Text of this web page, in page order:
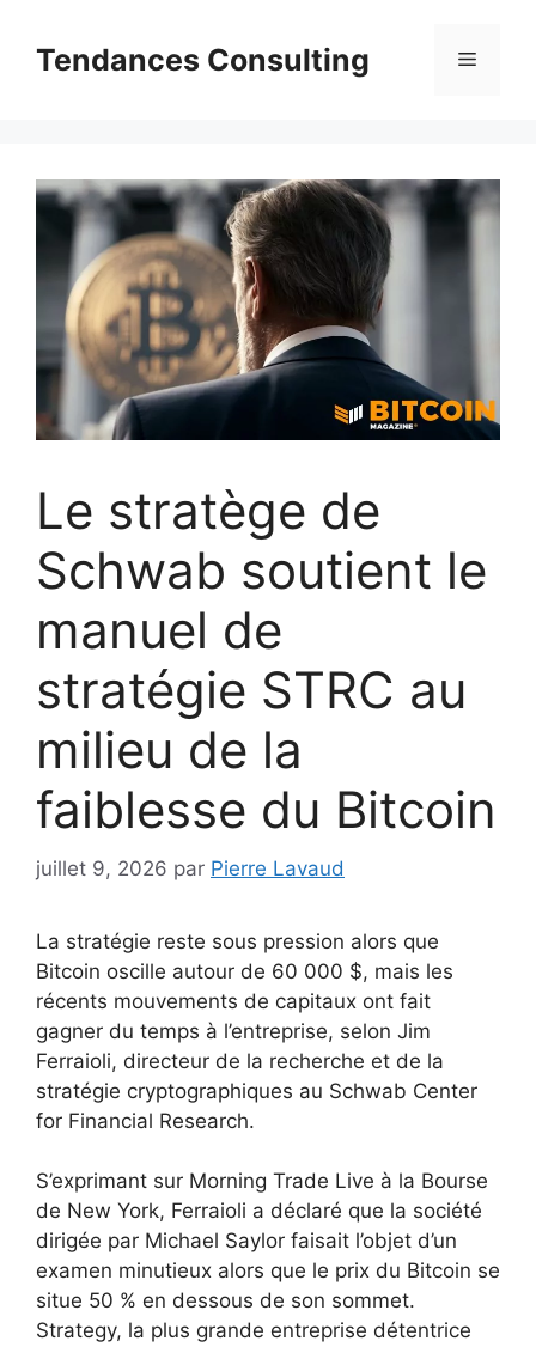
contenuTendances Consulting Menu
Le stratège de
Schwab soutient le
manuel de
stratégie STRC au
milieu de la
faiblesse du Bitcoin
juillet 9, 2026 par Pierre Lavaud
La stratégie reste sous pression alors que
Bitcoin oscille autour de 60 000 $, mais les
récents mouvements de capitaux ont fait
gagner du temps à l’entreprise, selon Jim
Ferraioli, directeur de la recherche et de la
stratégie cryptographiques au Schwab Center
for Financial Research.
S’exprimant sur Morning Trade Live à la Bourse
de New York, Ferraioli a déclaré que la société
dirigée par Michael Saylor faisait l’objet d’un
examen minutieux alors que le prix du Bitcoin se
situe 50 % en dessous de son sommet.
Strategy, la plus grande entreprise détentrice